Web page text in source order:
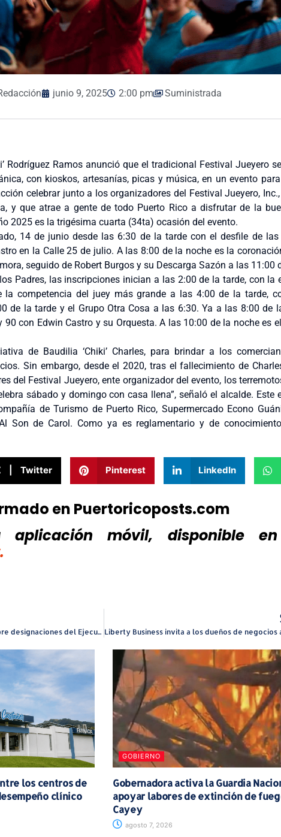
junio 9, 2025 2:00 pm Suministrada
Rodríguez Ramos anunció que el tradicional Festival Jueyero
con kioskos, artesanías, picas y música, en un evento
celebrar junto a los organizadores del Festival Jueyero,
y que atrae a gente de todo Puerto Rico a disfrutar de la
2025 es la trigésima cuarta (34ta) ocasión del evento.
14 de junio desde las 6:30 de la tarde con el desfile de las
en la Calle 25 de julio. A las 8:00 de la noche es la
seguido de Robert Burgos y su Descarga Sazón a las 11:00
Padres, las inscripciones inician a las 2:00 de la tarde, con la
la competencia del juey más grande a las 4:00 de la tarde,
de la tarde y el Grupo Otra Cosa a las 6:30. Ya a las 8:00 de
con Edwin Castro y su Orquesta. A las 10:00 de la noche es
de Baudilia ‘Chiki’ Charles, para brindar a los
Sin embargo, desde el 2020, tras el fallecimiento de
del Festival Jueyero, ente organizador del evento, los
sábado y domingo con casa llena”, señaló el alcalde. Este
de Turismo de Puerto Rico, Supermercado Econo
Son de Carol. Como ya es reglamentario y de
| Twitter Pinterest LinkedIn
en Puertoricoposts.com
aplicación móvil, disponible
Comisión senatorial pasa revista sobre designaciones del Ejecutivo a los Departamentos de Estado, Justicia y Trabajo
los centros de
clínico
GOBIERNO
Gobernadora activa la Guardia
apoyar labores de extinción de
Cayey
agosto 7, 2026